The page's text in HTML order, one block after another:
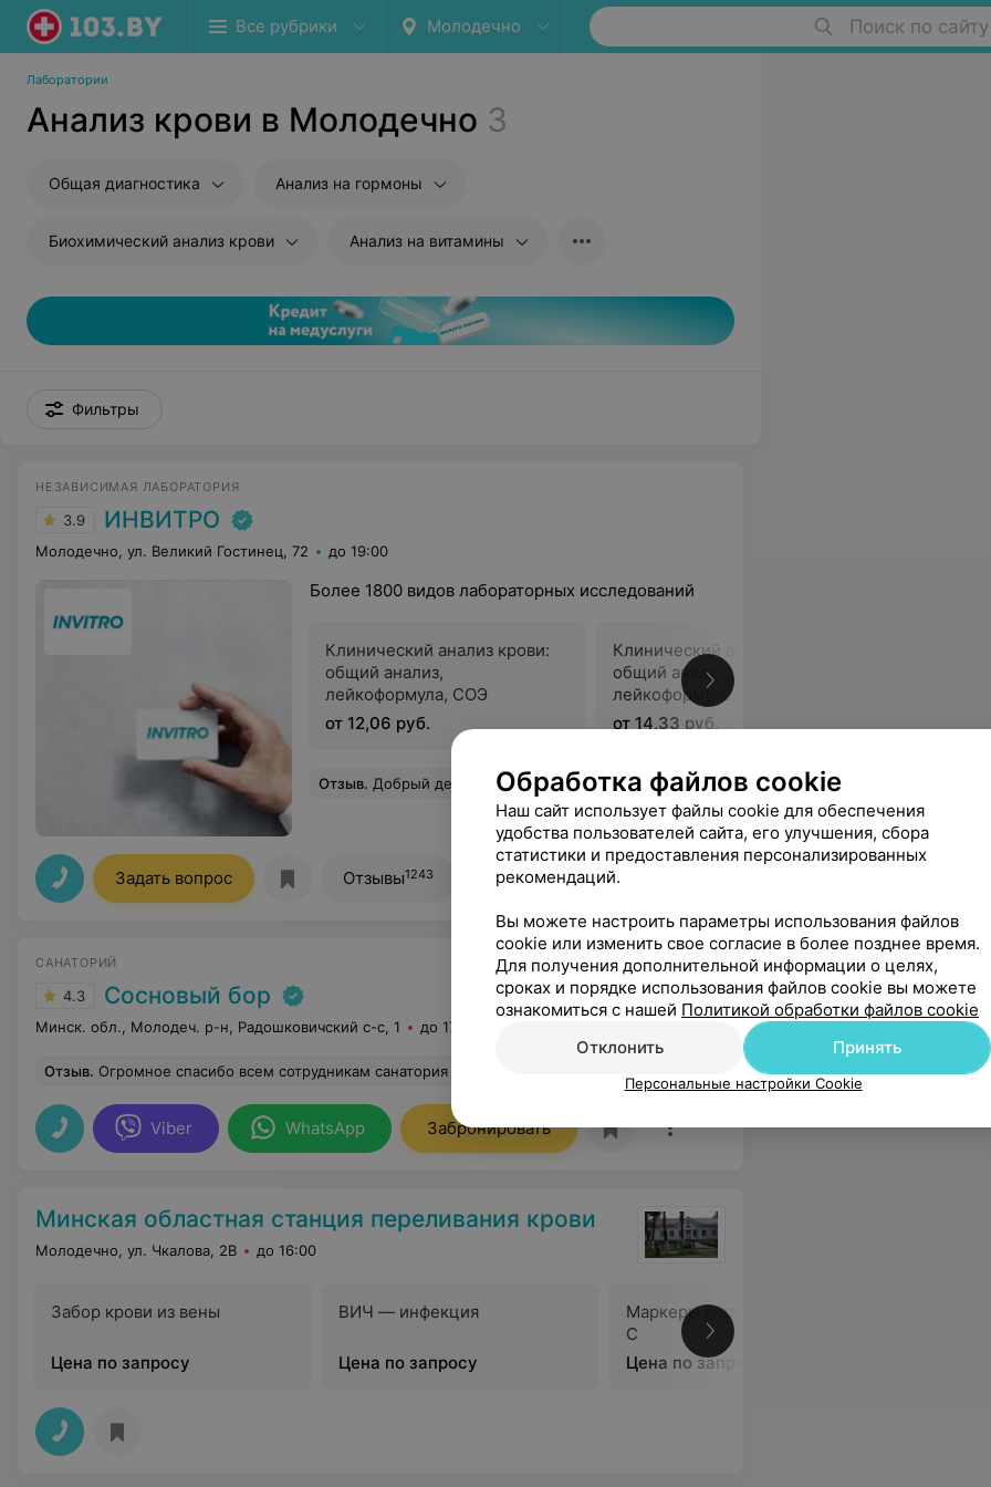
Все рубрики Молодечно Поиск по сайту
Лаборатории
Анализ крови в Молодечно 3
Общая диагностика Анализ на гормоны
Биохимический анализ крови Анализ на витамины
Фильтры
НЕЗАВИСИМАЯ ЛАБОРАТОРИЯ
3.9 ИНВИТРО
Молодечно, ул. Великий Гостинец, 72 до 19:00
Более 1800 видов лабораторных исследований
Клинический анализ крови:
общий анализ,
лейкоформула, СОЭ
от 12,06 руб.
Клинический анализ крови:
общий анализ,
лейкоформула, СОЭ (с
обязательной «ручной»
от 14,33 руб.
Отзыв. Добрый день,до ужаса боюсь сдавать анализы, однако сделали все максимально быстро, безболезненно и профессионально . Однозначно буду обращаться ещё раз!) Еще
Задать вопрос Отзывы1243 Все адреса
САНАТОРИЙ
4.3 Сосновый бор
Минск. обл., Молодеч. р-н, Радошковичский c-с, 1 до 17:15
Отзыв. Огромное спасибо всем сотрудникам санатория "Сосновый Бор" за теплый прием. Особенная благодарность администратору Цегалко Татьяне Валентиновне за добросовестный труд, за приятную встречу. Обслуживание и питание-супер! Спасибо культмассовикам за приятное развлечение.Алла,спасибо! Всем здоровья!
Viber WhatsApp Забронировать
Минская областная станция переливания крови
Молодечно, ул. Чкалова, 2В до 16:00
Забор крови из вены
Цена по запросу
ВИЧ — инфекция
Цена по запросу
Маркеры вирусного гепатита
C
Цена по запросу
Обработка файлов cookie
Наш сайт использует файлы cookie для обеспечения
удобства пользователей сайта, его улучшения, сбора
статистики и предоставления персонализированных
рекомендаций.
Вы можете настроить параметры использования файлов
cookie или изменить свое согласие в более позднее время.
Для получения дополнительной информации о целях,
сроках и порядке использования файлов cookie вы можете
ознакомиться с нашей Политикой обработки файлов cookie
Отклонить
Принять
Персональные настройки Cookie